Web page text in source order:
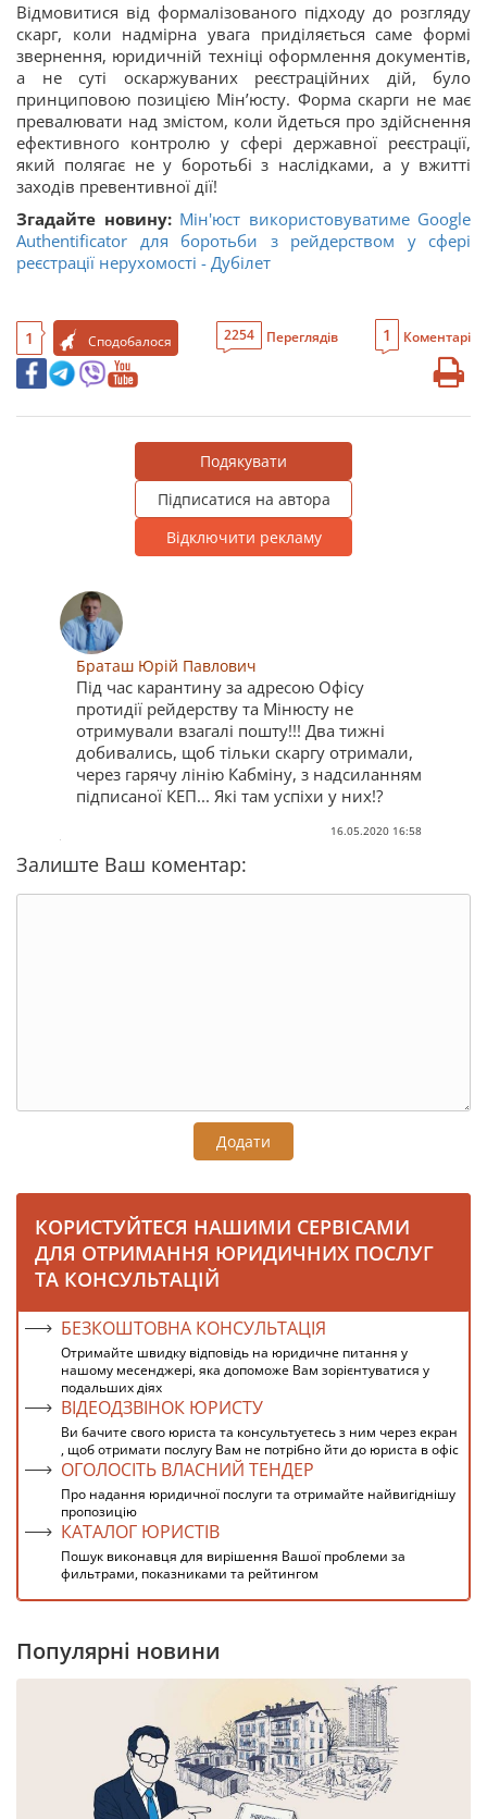
Відмовитися від формалізованого підходу до розгляду
скарг, коли надмірна увага приділяється саме формі
звернення, юридичній техніці оформлення документів,
а не суті оскаржуваних реєстраційних дій, було
принциповою позицією Мін’юсту. Форма скарги не має
превалювати над змістом, коли йдеться про здійснення
ефективного контролю у сфері державної реєстрації,
який полягає не у боротьбі з наслідками, а у вжитті
заходів превентивної дії!
Згадайте новину: Мін'юст використовуватиме Google
Authentificator для боротьби з рейдерством у сфері
реєстрації нерухомості - Дубілет
1 Сподобалося 2254 Переглядів 1 Коментарі
Подякувати
Підписатися на автора
Відключити рекламу
Браташ Юрій Павлович
Під час карантину за адресою Офісу
протидії рейдерству та Мінюсту не
отримували взагалі пошту!!! Два тижні
добивались, щоб тільки скаргу отримали,
через гарячу лінію Кабміну, з надсиланням
підписаної КЕП... Які там успіхи у них!?
16.05.2020 16:58
Залиште Ваш коментар:
Додати
КОРИСТУЙТЕСЯ НАШИМИ СЕРВІСАМИ
ДЛЯ ОТРИМАННЯ ЮРИДИЧНИХ ПОСЛУГ
ТА КОНСУЛЬТАЦІЙ
БЕЗКОШТОВНА КОНСУЛЬТАЦІЯ
Отримайте швидку відповідь на юридичне питання у
нашому месенджері, яка допоможе Вам зорієнтуватися у
подальших діях
ВІДЕОДЗВІНОК ЮРИСТУ
Ви бачите свого юриста та консультуєтесь з ним через екран
, щоб отримати послугу Вам не потрібно йти до юриста в офіс
ОГОЛОСІТЬ ВЛАСНИЙ ТЕНДЕР
Про надання юридичної послуги та отримайте найвигіднішу
пропозицію
КАТАЛОГ ЮРИСТІВ
Пошук виконавця для вирішення Вашої проблеми за
фильтрами, показниками та рейтингом
Популярні новини